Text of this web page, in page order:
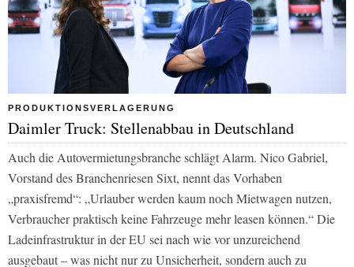
PRODUKTIONSVERLAGERUNG
Daimler Truck: Stellenabbau in Deutschland
Auch die Autovermietungsbranche schlägt Alarm. Nico Gabriel,
Vorstand des Branchenriesen Sixt, nennt das Vorhaben
„praxisfremd“: „Urlauber werden kaum noch Mietwagen nutzen,
Verbraucher praktisch keine Fahrzeuge mehr leasen können.“ Die
Ladeinfrastruktur in der EU sei nach wie vor unzureichend
ausgebaut – was nicht nur zu Unsicherheit, sondern auch zu